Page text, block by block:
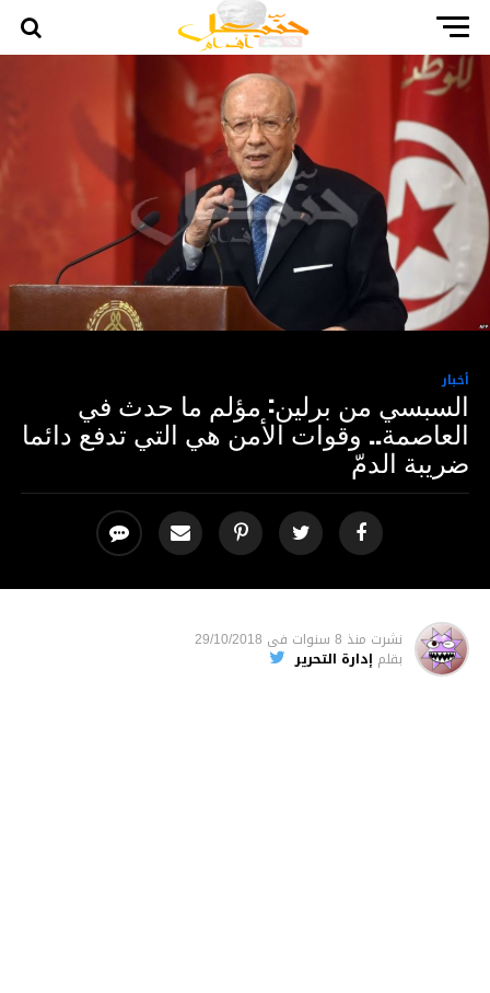
أخبار
السبسي من برلين: مؤلم ما حدث في
العاصمة.. وقوات الأمن هي التي تدفع دائما
ضريبة الدمّ
نشرت منذ 8 سنوات فى 29/10/2018
بقلم إدارة التحرير